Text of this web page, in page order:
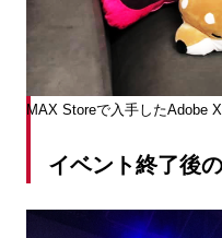
MAX Storeで入手したAdobe
イベント終了後